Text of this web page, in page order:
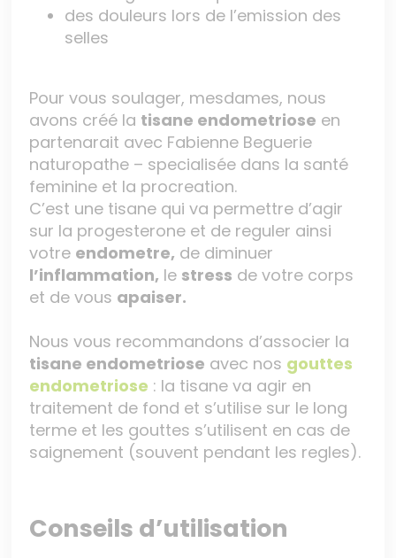
des douleurs lors de l’emission des
selles
Pour vous soulager, mesdames, nous
avons créé la tisane endometriose en
partenarait avec Fabienne Beguerie
naturopathe – specialisée dans la santé
feminine et la procreation.
C’est une tisane qui va permettre d’agir
sur la progesterone et de reguler ainsi
votre endometre, de diminuer
l’inflammation, le stress de votre corps
et de vous apaiser.
Nous vous recommandons d’associer la
tisane endometriose avec nos gouttes
endometriose : la tisane va agir en
traitement de fond et s’utilise sur le long
terme et les gouttes s’utilisent en cas de
saignement (souvent pendant les regles).
Conseils d’utilisation